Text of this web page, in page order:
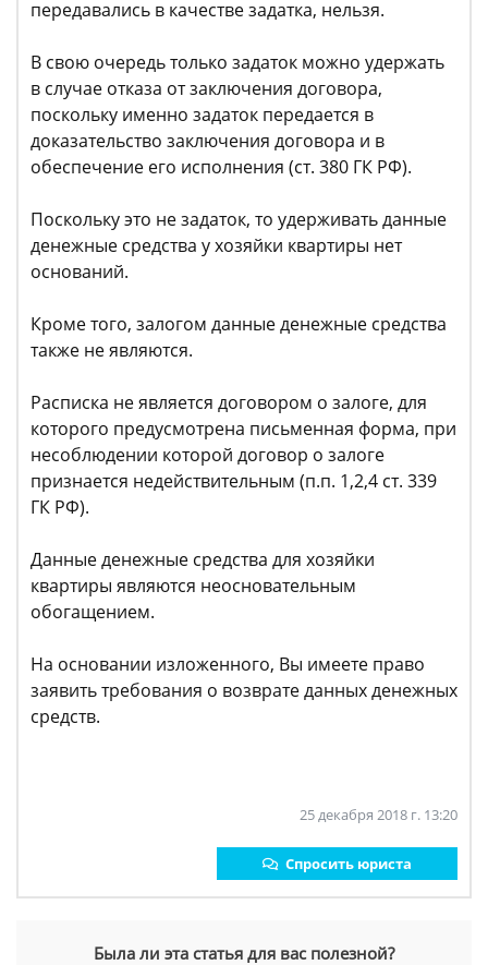
передавались в качестве задатка, нельзя.
В свою очередь только задаток можно удержать
в случае отказа от заключения договора,
поскольку именно задаток передается в
доказательство заключения договора и в
обеспечение его исполнения (ст. 380 ГК РФ).
Поскольку это не задаток, то удерживать данные
денежные средства у хозяйки квартиры нет
оснований.
Кроме того, залогом данные денежные средства
также не являются.
Расписка не является договором о залоге, для
которого предусмотрена письменная форма, при
несоблюдении которой договор о залоге
признается недействительным (п.п. 1,2,4 ст. 339
ГК РФ).
Данные денежные средства для хозяйки
квартиры являются неосновательным
обогащением.
На основании изложенного, Вы имеете право
заявить требования о возврате данных денежных
средств.
25 декабря 2018 г. 13:20
Спросить юриста
Была ли эта статья для вас полезной?